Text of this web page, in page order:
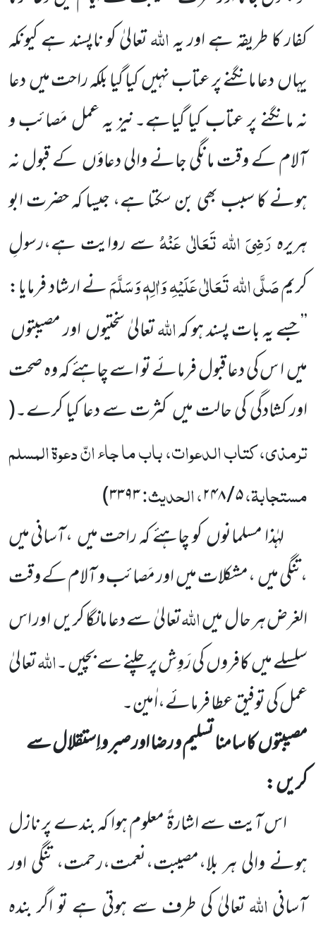
کفار کا طریقہ ہے اور یہاللہتعالیٰ کو ناپسند ہے کیونکہ
یہاںدعا مانگنے پر عتاب نہیںکیا گیا بلکہ راحت میںدعا
نہ مانگنے پر عتاب کیا گیاہے۔نیز یہ عمل مَصائب و
آلام کے وقت مانگی جانے والی دعاؤںکے قبول نہ
ہونے کا سبب بھی بن سکتا ہے، جیسا کہ حضرت ابو
ہریرہرَضِیَ اللہ تَعَالٰی عَنْہُسے روایت ہے،رسولِ
کریمصَلَّی اللہ تَعَالٰی عَلَیْہِ وَاٰلِہٖ وَسَلَّمَنے ارشاد فرمایا:
’’جسے یہ بات پسند ہو کہاللہتعالیٰ سختیوںاور مصیبتوں
میںا س کی دعا قبول فرمائے تو اسے چاہئے کہ وہ صحت
اور کشادگی کی حالت میںکثرت سے دعا کیا کرے۔(
ترمذی، کتاب الدعوات، باب ما جاء انّ دعوۃ المسلم
مستجابۃ،۵/۲۴۸، الحدیث:۳۳۹۳)
لہٰذا مسلمانوںکو چاہئے کہ راحت میں،آسانی میں
،تنگی میں،مشکلات میںاور مَصائب و آلام کے وقت
الغرض ہر حال میںاللہتعالیٰ سے دعا مانگا کریںاور اس
سلسلے میںکافروںکی رَوِش پر چلنے سے بچیں ۔اللہتعالیٰ
عمل کی توفیق عطا فرمائے،اٰمین۔
مصیبتوںکا سامنا تسلیم و رضا اور صبر و اِستقلال سے
کریں :
اس آیت سے اشارۃً معلوم ہوا کہ بندے پر نازل
ہونے والی ہر بلا،مصیبت،نعمت،رحمت، تنگی اور
آسانیاللہتعالیٰ کی طرف سے ہوتی ہے تو اگر بندہ